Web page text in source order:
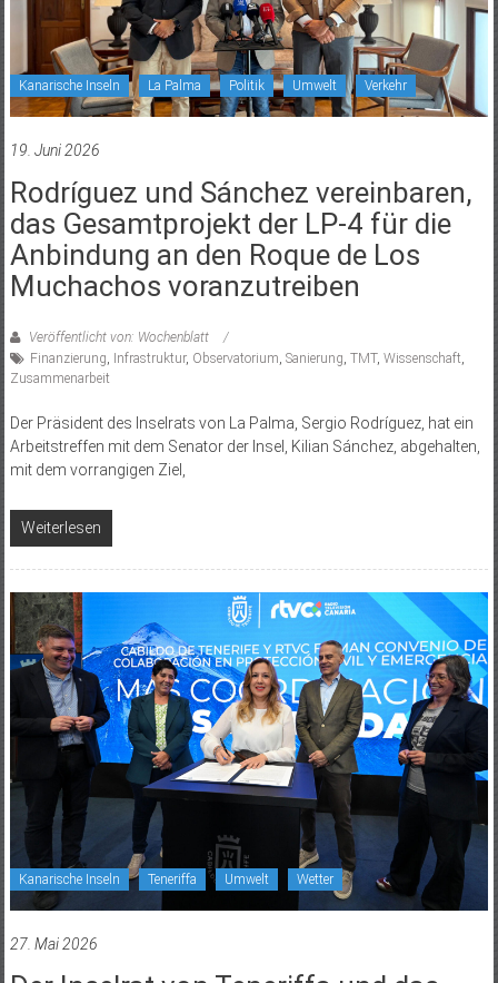
Kanarische Inseln La Palma Politik Umwelt Verkehr
19. Juni 2026
Rodríguez und Sánchez vereinbaren,
das Gesamtprojekt der LP-4 für die
Anbindung an den Roque de Los
Muchachos voranzutreiben
Veröffentlicht von: Wochenblatt
Finanzierung Infrastruktur, Observatorium Sanierung TMT, Wissenschaft
Zusammenarbeit
Der Präsident des Inselrats von La Palma, Sergio Rodríguez, hat ein
Arbeitstreffen mit dem Senator der Insel, Kilian Sánchez, abgehalten,
mit dem vorrangigen Ziel,
Weiterlesen
Kanarische Inseln Teneriffa Umwelt Wetter
27. Mai 2026